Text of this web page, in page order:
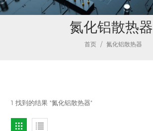
氮化铝散热器
首页 / 氮化铝散热器
1 找到的结果 "氮化铝散热器"